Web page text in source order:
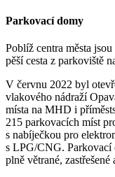
Parkovací domy
Poblíž centra města
pěší cesta z parkoviště
V červnu 2022 byl
vlakového nádraží
místa na MHD i
215 parkovacích míst
s nabíječkou pro
s LPG/CNG. Parkovací
plně větrané,